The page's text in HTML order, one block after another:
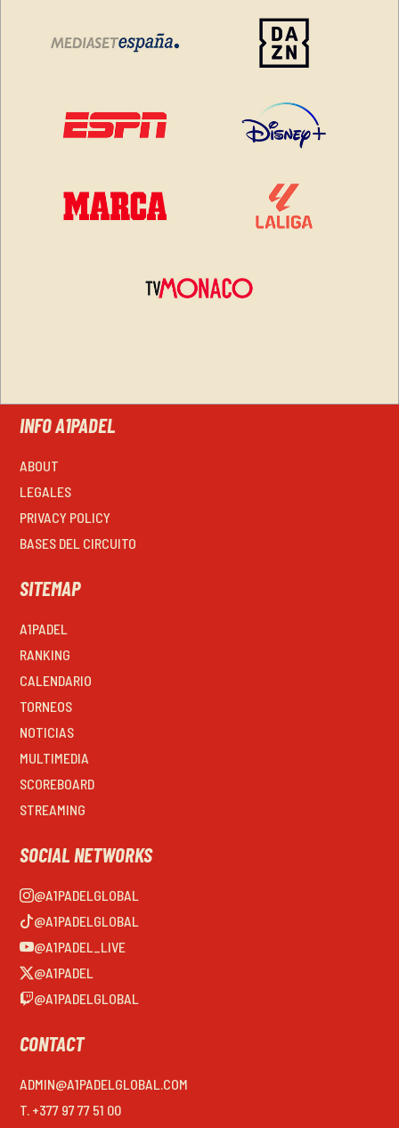
INFO A1PADEL
ABOUT
LEGALES
PRIVACY POLICY
BASES DEL CIRCUITO
SITEMAP
A1PADEL
RANKING
CALENDARIO
TORNEOS
NOTICIAS
MULTIMEDIA
SCOREBOARD
STREAMING
SOCIAL NETWORKS
@A1PADELGLOBAL
@A1PADELGLOBAL
@A1PADEL_LIVE
@A1PADEL
@A1PADELGLOBAL
CONTACT
ADMIN@A1PADELGLOBAL.COM
T. +377 97 77 51 00